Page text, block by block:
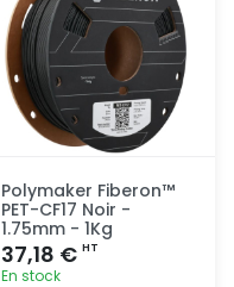
Polymaker Fiberon™
PET-CF17 Noir -
1.75mm - 1Kg
37,18 € HT
En stock